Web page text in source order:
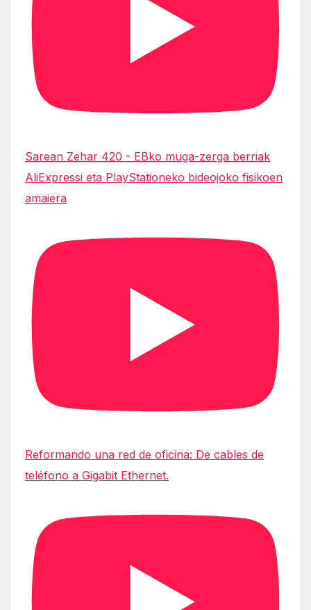
Sarean Zehar 420 - EBko muga-zerga berriak
AliExpressi eta PlayStationeko bideojoko fisikoen
amaiera
Reformando una red de oficina: De cables de
teléfono a Gigabit Ethernet.